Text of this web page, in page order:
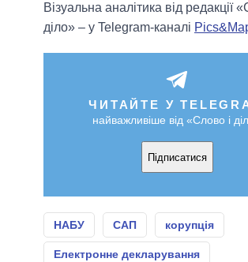
Візуальна аналітика від редакції
діло» – у Telegram-каналі
ЧИТАЙТЕ У
найважливіше від «Слово і
Підписатися
НАБУ САП корупція
Електронне декларування